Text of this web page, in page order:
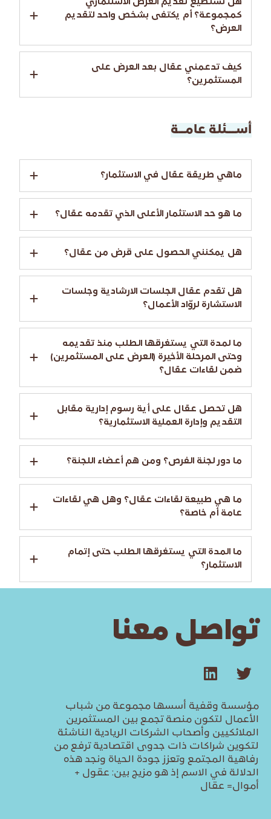
هل نستطيع تقديم العرض الاستثماري
كمجموعة؟ أم يكتفى بشخص واحد لتقديم
العرض؟
كيف تدعمني عقال بعد العرض على
المستثمرين؟
أســـئلة عامــة
ماهي طريقة عقال في الاستثمار؟
ما هو حد الاستثمار الأعلى الذي تقدمه عقال؟
هل يمكنني الحصول على قرض من عقال؟
هل تقدم عقال الجلسات الارشادية وجلسات
الاستشارة لروّاد الأعمال؟
ما لمدة التي يستغرقها الطلب منذ تقديمه
وحتى المرحلة الأخيرة (العرض على المستثمرين)
ضمن لقاءات عقال؟
هل تحصل عقال على أية رسوم إدارية مقابل
التقديم وإدارة العملية الاستثمارية؟
ما دور لجنة الفرص؟ ومن هم أعضاء اللجنة؟
ما هي طبيعة لقاءات عقال؟ وهل هي لقاءات
عامة أم خاصة؟
ما المدة التي يستغرقها الطلب حتى إتمام
الاستثمار؟
تواصل معنا
مؤسسة وقفية أسسها مجموعة من شباب
الأعمال لتكون منصة تجمع بين المستثمرين
الملائكيين وأصحاب الشركات الريادية الناشئة
لتكوين شراكات ذات جدوى اقتصادية ترفع من
رفاهية المجتمع وتعزز جودة الحياة ونجد هذه
الدلالة في الاسم إذ هو مزيج بين: عقول +
أموال= عقال